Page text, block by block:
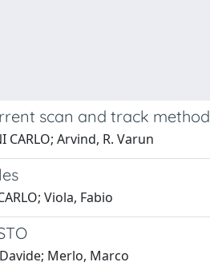
scan and track method
Arvind, R. Varun
Viola, Fabio
Merlo, Marco